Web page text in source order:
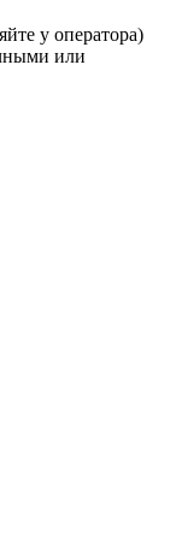
у оператора)
или